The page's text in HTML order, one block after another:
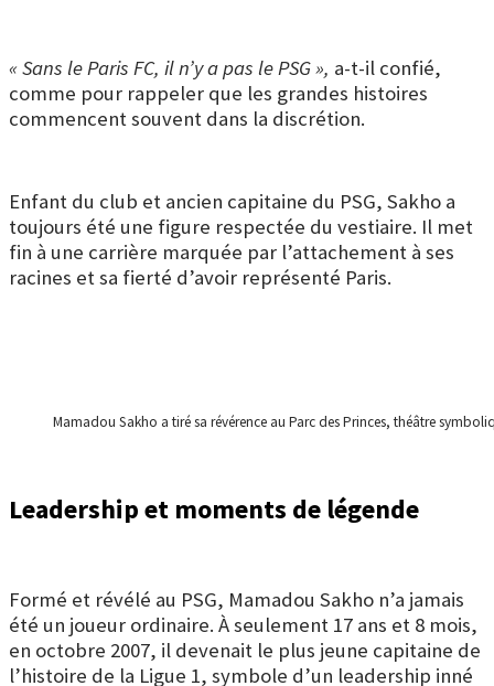
« Sans le Paris FC, il n’y a pas le PSG », a-t-il confié,
comme pour rappeler que les grandes histoires
commencent souvent dans la discrétion.
Enfant du club et ancien capitaine du PSG, Sakho a
toujours été une figure respectée du vestiaire. Il met
fin à une carrière marquée par l’attachement à ses
racines et sa fierté d’avoir représenté Paris.
Mamadou Sakho a tiré sa révérence au Parc des Princes, théâtre
Leadership et moments de légende
Formé et révélé au PSG, Mamadou Sakho n’a jamais
été un joueur ordinaire. À seulement 17 ans et 8 mois,
en octobre 2007, il devenait le plus jeune capitaine de
l’histoire de la Ligue 1, symbole d’un leadership inné